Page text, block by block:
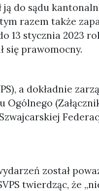
do sądu
razem także
13 stycznia 2023
się prawomocny.
a dokładnie
Ogólnego
został
twierdząc, że